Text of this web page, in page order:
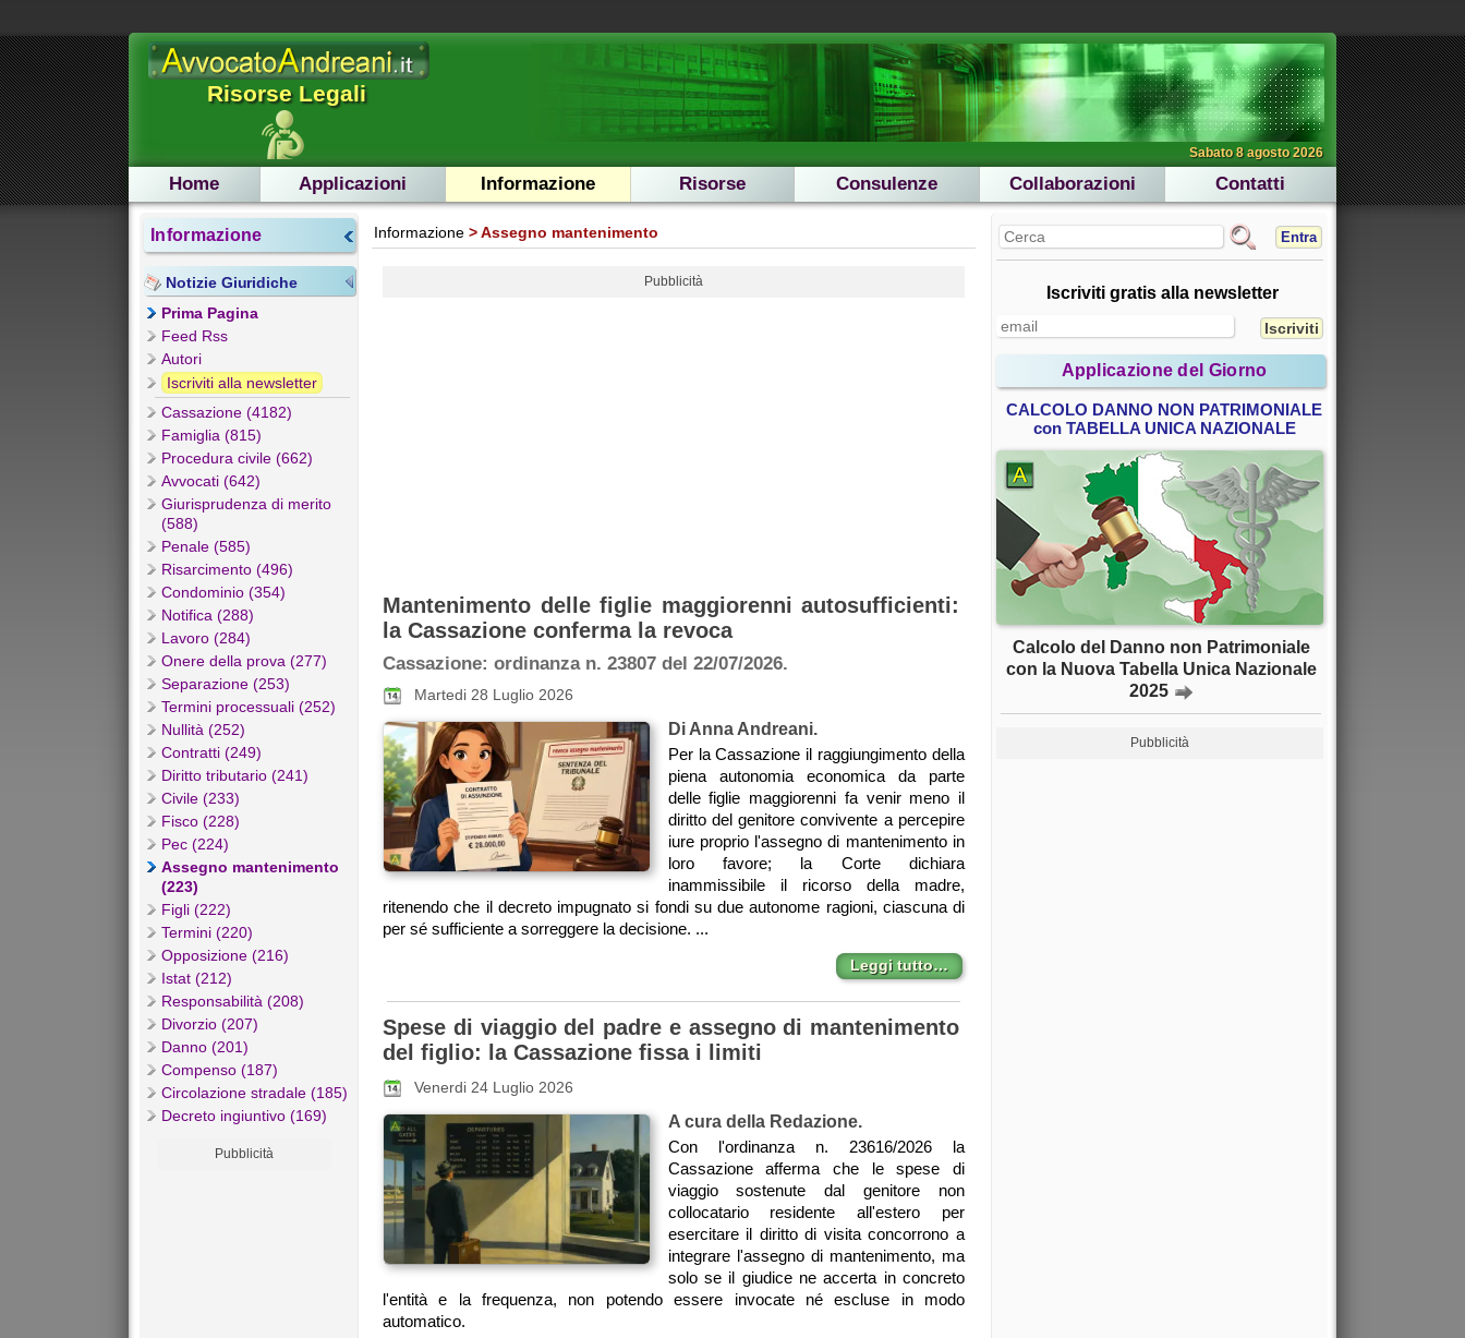
Risorse Legali
Sabato 8 agosto 2026
Home Applicazioni Informazione Risorse Consulenze Collaborazioni Contatti
Informazione
Notizie Giuridiche
Prima Pagina
Feed Rss
Autori
Iscriviti alla newsletter
Cassazione (4182)
Famiglia (815)
Procedura civile (662)
Avvocati (642)
Giurisprudenza di merito
(588)
Penale (585)
Risarcimento (496)
Condominio (354)
Notifica (288)
Lavoro (284)
Onere della prova (277)
Separazione (253)
Termini processuali (252)
Nullità (252)
Contratti (249)
Diritto tributario (241)
Civile (233)
Fisco (228)
Pec (224)
Assegno mantenimento
(223)
Figli (222)
Termini (220)
Opposizione (216)
Istat (212)
Responsabilità (208)
Divorzio (207)
Danno (201)
Compenso (187)
Circolazione stradale (185)
Decreto ingiuntivo (169)
Pubblicità
Informazione Assegno mantenimento
Pubblicità
Mantenimento delle figlie maggiorenni autosufficienti:
la Cassazione conferma la revoca
Cassazione: ordinanza n. 23807 del 22/07/2026.
Martedi 28 Luglio 2026
Di Anna Andreani.
Per la Cassazione il raggiungimento della
piena autonomia economica da parte
delle figlie maggiorenni fa venir meno il
diritto del genitore convivente a percepire
iure proprio l'assegno di mantenimento in
loro favore; la Corte dichiara
inammissibile il ricorso della madre,
ritenendo che il decreto impugnato si fondi su due autonome ragioni, ciascuna di
per sé sufficiente a sorreggere la decisione. ...
Leggi tutto…
Spese di viaggio del padre e assegno di mantenimento
del figlio: la Cassazione fissa i limiti
Venerdi 24 Luglio 2026
A cura della Redazione.
Con l'ordinanza n. 23616/2026 la
Cassazione afferma che le spese di
viaggio sostenute dal genitore non
collocatario residente all'estero per
esercitare il diritto di visita concorrono a
integrare l'assegno di mantenimento, ma
solo se il giudice ne accerta in concreto
l'entità e la frequenza, non potendo essere invocate né escluse in modo
automatico.
Entra
Iscriviti gratis alla newsletter
Applicazione del Giorno
CALCOLO DANNO NON PATRIMONIALE
con TABELLA UNICA NAZIONALE
Calcolo del Danno non Patrimoniale
con la Nuova Tabella Unica Nazionale
2025
Pubblicità